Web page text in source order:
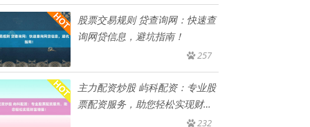
股票交易规则 贷查询网：快速查
询网贷信息，避坑指南！
257
主力配资炒股 屿科配资：专业股
票配资服务，助您轻松实现财富
232